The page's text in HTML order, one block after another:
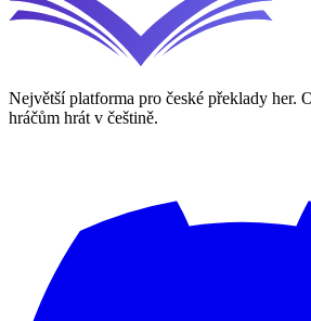
Největší platforma pro české překlady her.
hráčům hrát v češtině.